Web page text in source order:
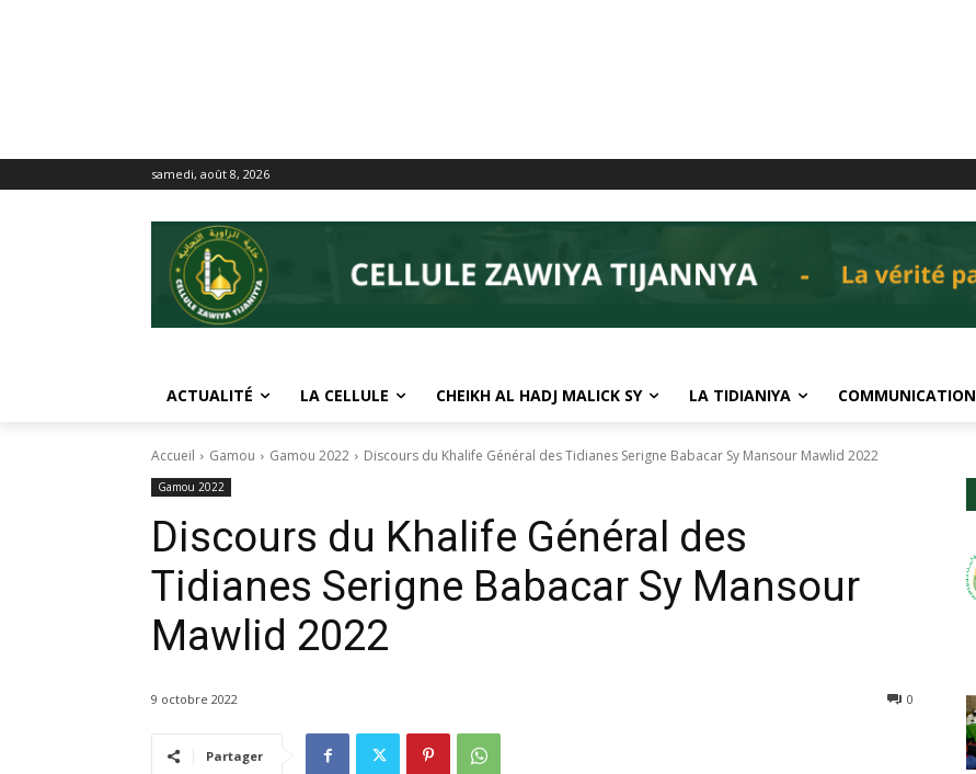
samedi, août 8, 2026
ACTUALITÉ LA CELLULE CHEIKH AL HADJ MALICK SY LA TIDIANIYA COMMUNICATION
Accueil Gamou Gamou 2022 Discours du Khalife Général des Tidianes Serigne Babacar Sy Mansour Mawlid 2022
Gamou 2022
Discours du Khalife Général des
Tidianes Serigne Babacar Sy Mansour
Mawlid 2022
9 octobre 2022 0
Partager